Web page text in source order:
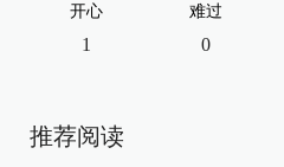
开心
1
难过
0
推荐阅读